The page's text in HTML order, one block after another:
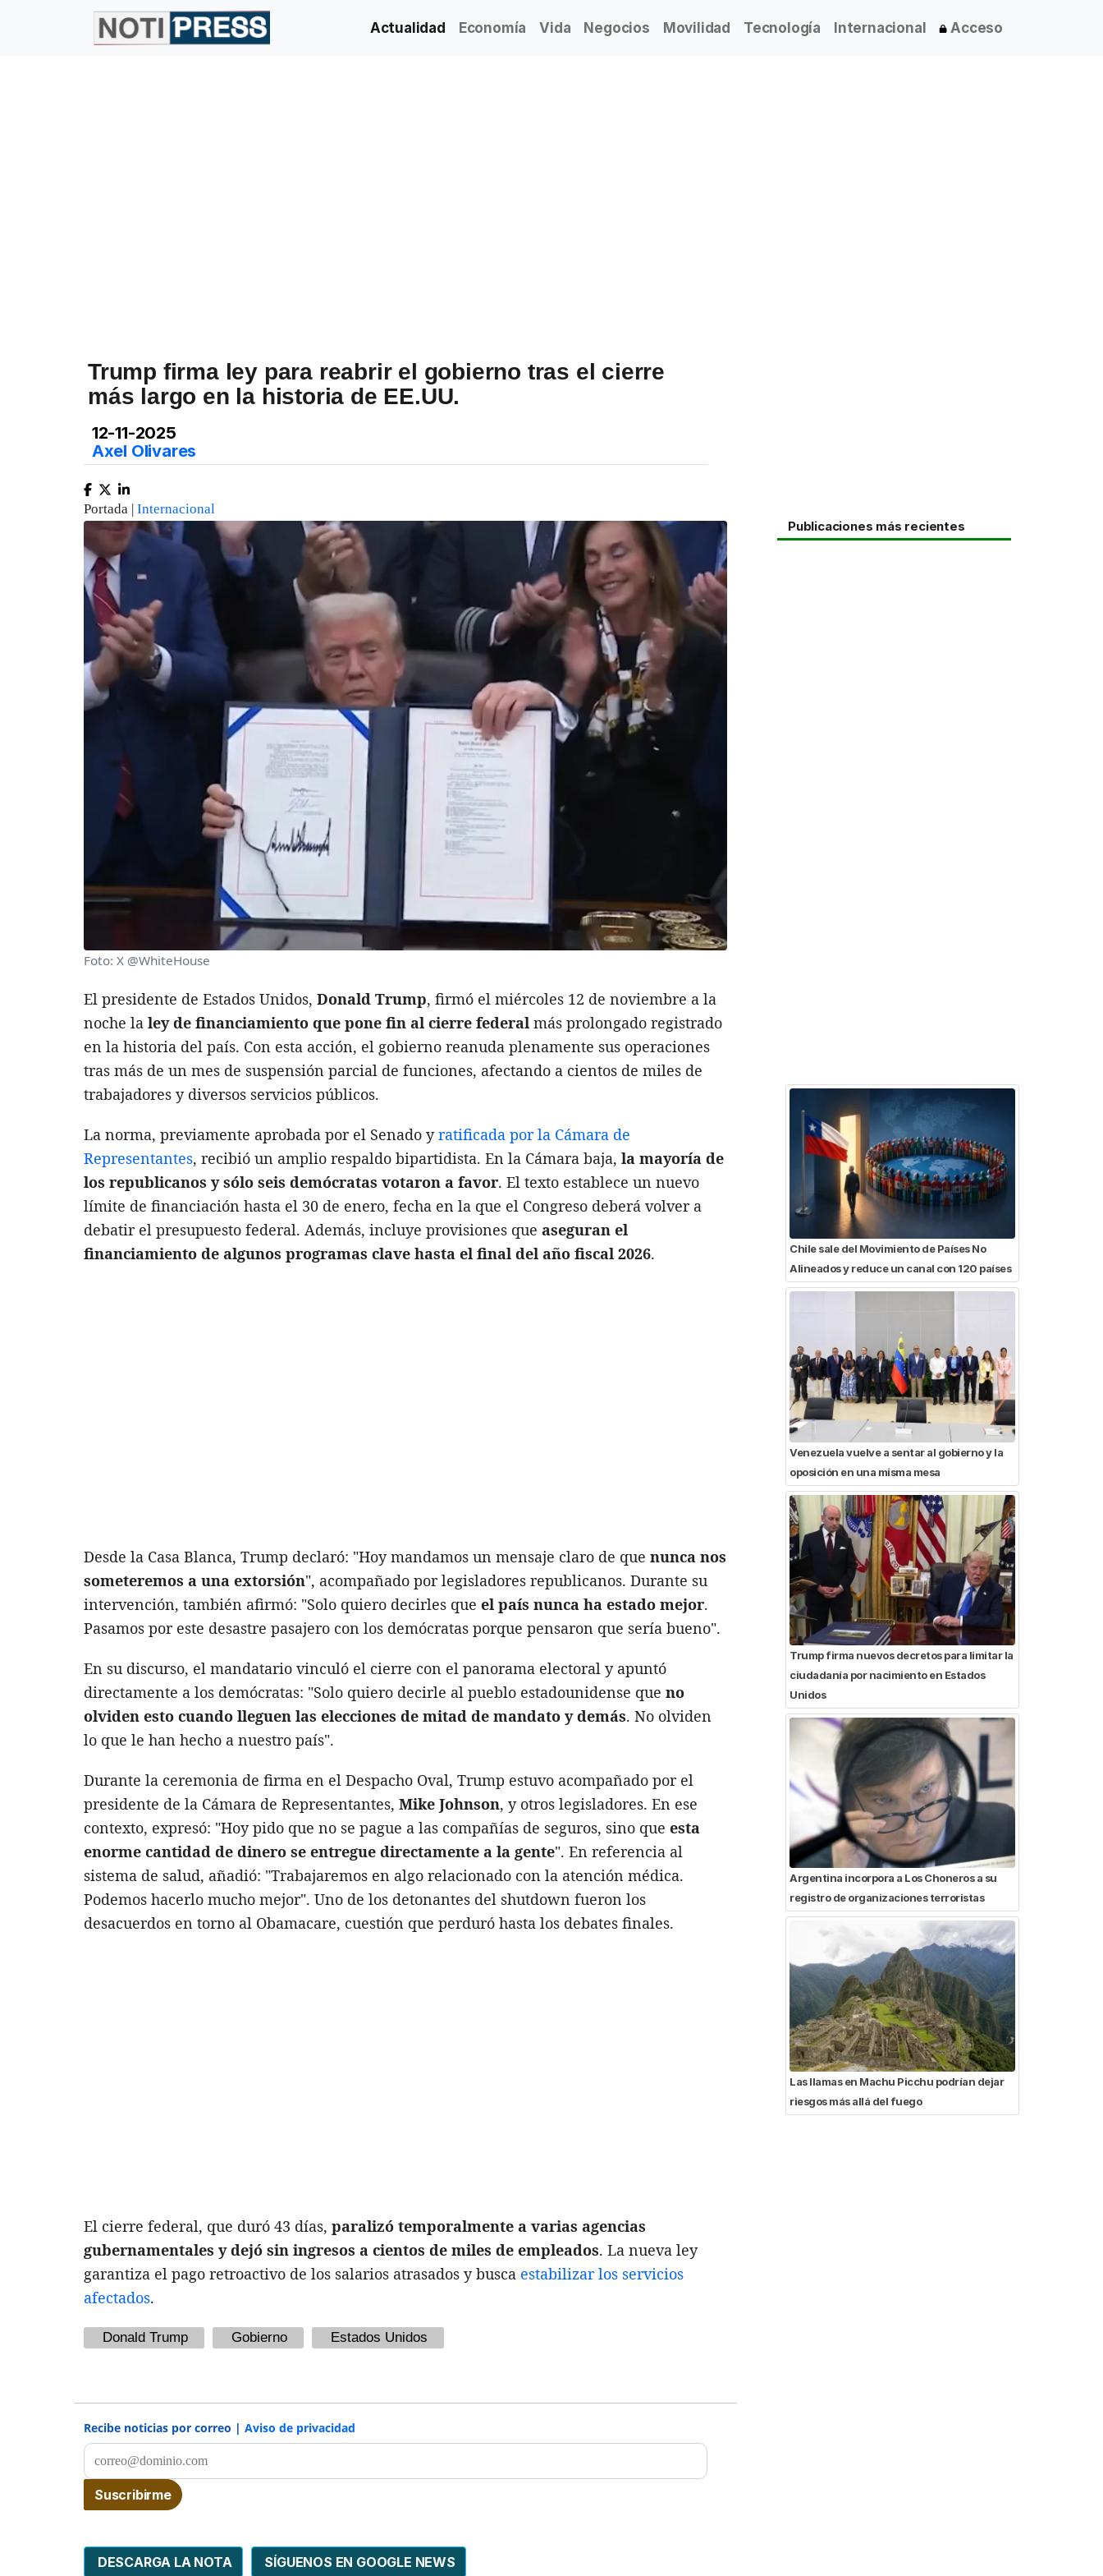
Actualidad Economía Vida Negocios Movilidad Tecnología Internacional Acceso
Trump firma ley para reabrir el gobierno tras el cierre
más largo en la historia de EE.UU.
12-11-2025
Axel Olivares
Portada | Internacional
Foto: X @WhiteHouse
El presidente de Estados Unidos, Donald Trump, firmó el miércoles 12 de noviembre a la
noche la ley de financiamiento que pone fin al cierre federal más prolongado registrado
en la historia del país. Con esta acción, el gobierno reanuda plenamente sus operaciones
tras más de un mes de suspensión parcial de funciones, afectando a cientos de miles de
trabajadores y diversos servicios públicos.
La norma, previamente aprobada por el Senado yratificada por la Cámara de
Representantes, recibió un amplio respaldo bipartidista. En la Cámara baja, la mayoría de
los republicanos y sólo seis demócratas votaron a favor. El texto establece un nuevo
límite de financiación hasta el 30 de enero, fecha en la que el Congreso deberá volver a
debatir el presupuesto federal. Además, incluye provisiones que aseguran el
financiamiento de algunos programas clave hasta el final del año fiscal 2026.
Desde la Casa Blanca, Trump declaró: "Hoy mandamos un mensaje claro de que nunca nos
someteremos a una extorsión", acompañado por legisladores republicanos. Durante su
intervención, también afirmó: "Solo quiero decirles que el país nunca ha estado mejor.
Pasamos por este desastre pasajero con los demócratas porque pensaron que sería bueno".
En su discurso, el mandatario vinculó el cierre con el panorama electoral y apuntó
directamente a los demócratas: "Solo quiero decirle al pueblo estadounidense que no
olviden esto cuando lleguen las elecciones de mitad de mandato y demás. No olviden
lo que le han hecho a nuestro país".
Durante la ceremonia de firma en el Despacho Oval, Trump estuvo acompañado por el
presidente de la Cámara de Representantes, Mike Johnson, y otros legisladores. En ese
contexto, expresó: "Hoy pido que no se pague a las compañías de seguros, sino que esta
enorme cantidad de dinero se entregue directamente a la gente". En referencia al
sistema de salud, añadió: "Trabajaremos en algo relacionado con la atención médica.
Podemos hacerlo mucho mejor". Uno de los detonantes del shutdown fueron los
desacuerdos en torno al Obamacare, cuestión que perduró hasta los debates finales.
El cierre federal, que duró 43 días, paralizó temporalmente a varias agencias
gubernamentales y dejó sin ingresos a cientos de miles de empleados. La nueva ley
garantiza el pago retroactivo de los salarios atrasados y busca estabilizar los servicios
afectados.
Donald Trump Gobierno Estados Unidos
Recibe noticias por correo | Aviso de privacidad
DESCARGA LA NOTA SÍGUENOS EN GOOGLE NEWS
Publicaciones más recientes
Chile sale del Movimiento de Países No
Alineados y reduce un canal con 120 países
Venezuela vuelve a sentar al gobierno y la
oposición en una misma mesa
Trump firma nuevos decretos para limitar la
ciudadanía por nacimiento en Estados
Unidos
Argentina incorpora a Los Choneros a su
registro de organizaciones terroristas
Las llamas en Machu Picchu podrían dejar
riesgos más allá del fuego